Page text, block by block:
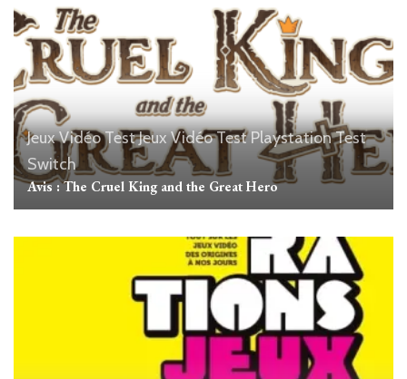
Jeux VidéoTest Jeux VidéoTest PlaystationTest
Switch
Avis : The Cruel King and the Great Hero